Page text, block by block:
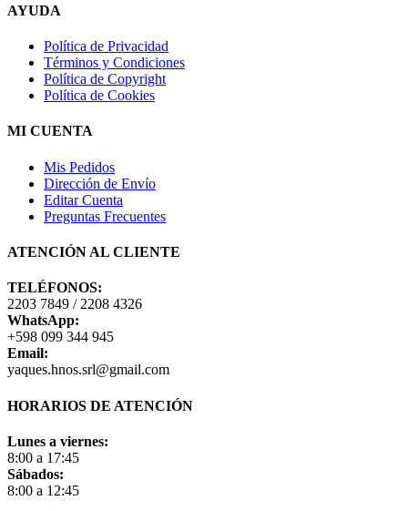
AYUDA
Política de Privacidad
Términos y Condiciones
Política de Copyright
Política de Cookies
MI CUENTA
Mis Pedidos
Dirección de Envío
Editar Cuenta
Preguntas Frecuentes
ATENCIÓN AL CLIENTE
TELÉFONOS:
2203 7849 / 2208 4326
WhatsApp:
+598 099 344 945
Email:
yaques.hnos.srl@gmail.com
HORARIOS DE ATENCIÓN
Lunes a viernes:
8:00 a 17:45
Sábados:
8:00 a 12:45